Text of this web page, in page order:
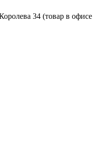
34 (товар в офисе